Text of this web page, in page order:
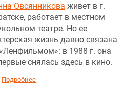
Овсянникова живет в г.
работает в местном
театре. Но ее
жизнь давно связана
в 1988 г. она
снялась здесь в кино.
Подробнее